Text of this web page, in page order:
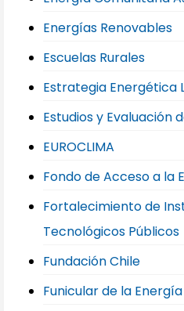
Energías Renovables
Escuelas Rurales
Estrategia Energética
Estudios y Evaluación
EUROCLIMA
Fondo de Acceso a la
Fortalecimiento de
Tecnológicos Públicos
Fundación Chile
Funicular de la Energía